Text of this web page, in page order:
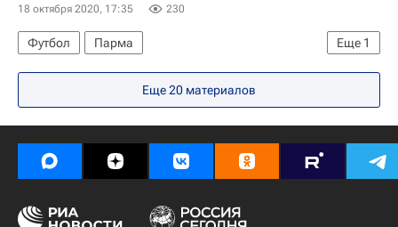
18 октября 2020, 17:35 230
Еще 1
Футбол
Парма
Спорт в условиях пандемии коронавируса
Еще 20 материалов